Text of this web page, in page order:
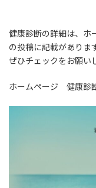
健康診断の詳細は、
の投稿に記載がありま
ぜひチェックをお願い
ホームページ 健康診